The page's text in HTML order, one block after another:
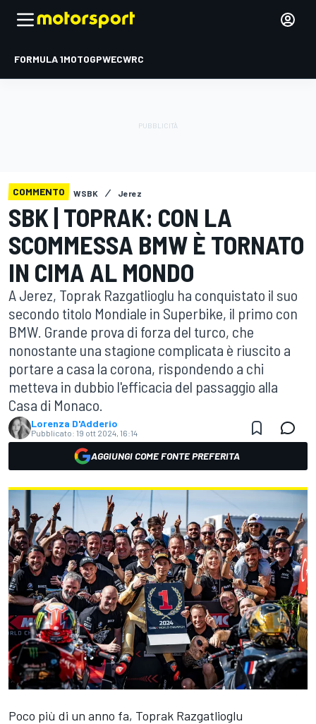
FORMULA 1MOTOGPWECWRC
COMMENTO WSBK Jerez
SBK | TOPRAK: CON LA
SCOMMESSA BMW È TORNATO
IN CIMA AL MONDO
A Jerez, Toprak Razgatlioglu ha conquistato il suo
secondo titolo Mondiale in Superbike, il primo con
BMW. Grande prova di forza del turco, che
nonostante una stagione complicata è riuscito a
portare a casa la corona, rispondendo a chi
metteva in dubbio l'efficacia del passaggio alla
Casa di Monaco.
Lorenza D'Adderio
Pubblicato: 19 ott 2024, 16:14
AGGIUNGI COME FONTE PREFERITA
Poco più di un anno fa, Toprak Razgatlioglu